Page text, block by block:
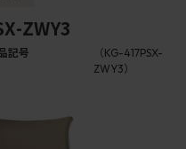
ZWY3
記号
（KG-417PSX-
ZWY3）